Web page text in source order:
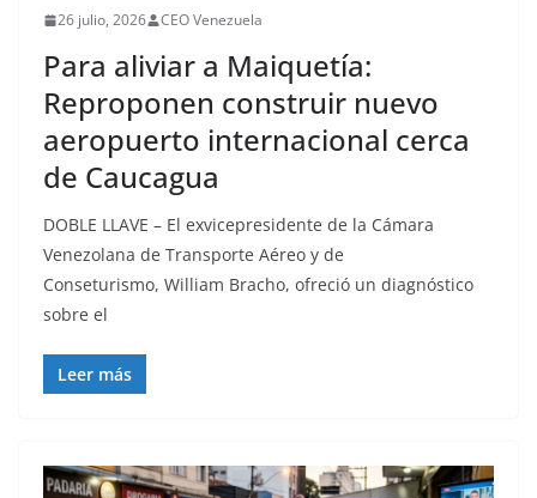
26 julio, 2026 CEO Venezuela
Para aliviar a Maiquetía:
Reproponen construir nuevo
aeropuerto internacional cerca
de Caucagua
DOBLE LLAVE – El exvicepresidente de la Cámara
Venezolana de Transporte Aéreo y de
Conseturismo, William Bracho, ofreció un diagnóstico
sobre el
Leer más